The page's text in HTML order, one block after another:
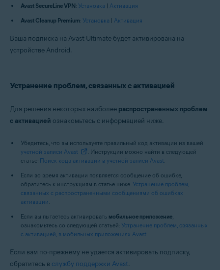
Avast SecureLine VPN: Установка | Активация
Avast Cleanup Premium: Установка | Активация
Ваша подписка на Avast Ultimate будет активирована на
устройстве Android.
Устранение проблем, связанных с активацией
Для решения некоторых наиболее распространенных проблем
с активацией ознакомьтесь с информацией ниже.
Убедитесь, что вы используете правильный код активации из вашей
учетной записи Avast
. Инструкции можно найти в следующей
статье: Поиск кода активации в учетной записи Avast.
Если во время активации появляется сообщение об ошибке,
обратитесь к инструкциям в статье ниже. Устранение проблем,
связанных с распространенными сообщениями об ошибках
активации.
Если вы пытаетесь активировать мобильное приложение,
ознакомьтесь со следующей статьей: Устранение проблем, связанных
с активацией, в мобильных приложениях Avast.
Если вам по-прежнему не удается активировать подписку,
обратитесь в службу поддержки Avast.